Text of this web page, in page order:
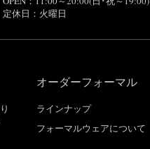
定休日：火曜日
オーダーフォーマル
ラインナップ
フォーマルウェアについて